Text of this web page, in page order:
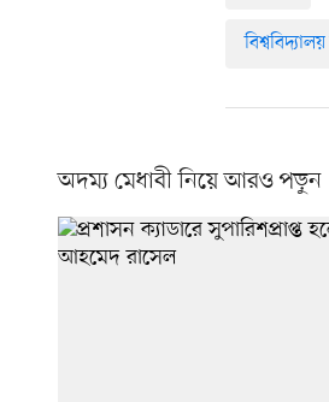
অদম্য মেধাবী নিয়ে আরও পড়ুন